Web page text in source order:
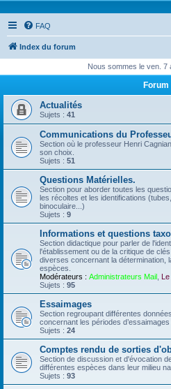
FAQ
Index du forum
Nous sommes le ven. 7
Forum
Actualités
Sujets : 41
Communications du
Section où le professeur Henri
son choix.
Sujets : 51
Questions Matérielles.
Section pour aborder toutes les
les récoltes et les identifications
binoculaire...)
Sujets : 9
Informations et questions
Section didactique pour parler de
l'établissement ou de la critique de
diverses concernant la détermination,
espèces.
Modérateurs : Administrateurs Mail
Sujets : 95
Essaimages
Section regroupant différentes
concernant les périodes
Sujets : 24
Comptes rendu de sorties
Section de discussion et d'évocation
différentes espèces dans leur milieu
Sujets : 93